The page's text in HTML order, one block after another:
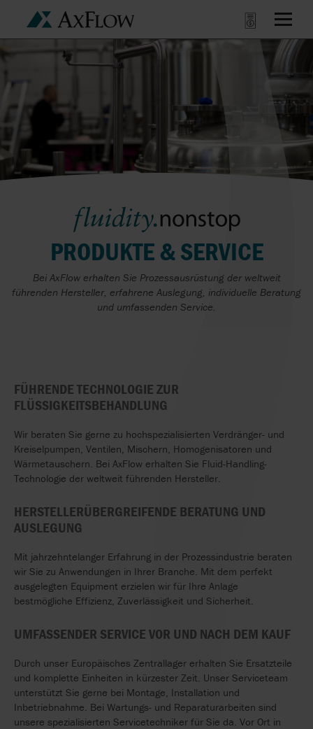
PRODUKTE & SERVICE
Bei AxFlow erhalten Sie Prozessausrüstung der weltweit
führenden Hersteller, erfahrene Auslegung, individuelle Beratung
und umfassenden Service.
FÜHRENDE TECHNOLOGIE ZUR
FLÜSSIGKEITSBEHANDLUNG
Wir beraten Sie gerne zu hochspezialisierten Verdränger- und
Kreiselpumpen, Ventilen, Mischern, Homogenisatoren und
Wärmetauschern. Bei AxFlow erhalten Sie Fluid-Handling-
Technologie der weltweit führenden Hersteller.
HERSTELLERÜBERGREIFENDE BERATUNG UND
AUSLEGUNG
Mit jahrzehntelanger Erfahrung in der Prozessindustrie beraten
wir Sie zu Anwendungen in Ihrer Branche. Mit dem perfekt
ausgelegten Equipment erzielen wir für Ihre Anlage
bestmögliche Effizienz, Zuverlässigkeit und Sicherheit.
UMFASSENDER SERVICE VOR UND NACH DEM KAUF
Durch unser Europäisches Zentrallager erhalten Sie Ersatzteile
und komplette Einheiten in kürzester Zeit. Unser Serviceteam
unterstützt Sie gerne bei Montage, Installation und
Inbetriebnahme. Bei Wartungs- und Reparaturarbeiten sind
unsere spezialisierten Servicetechniker für Sie da. Vor Ort in